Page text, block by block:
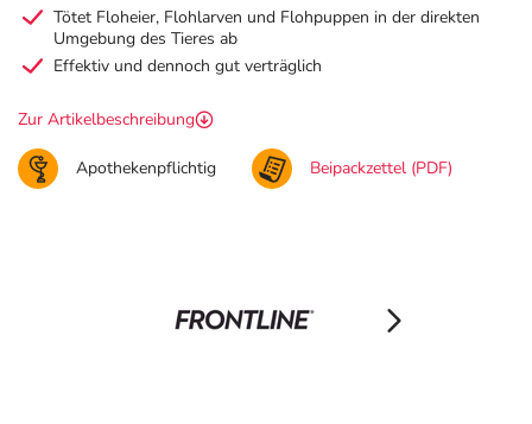
Tötet Floheier, Flohlarven und Flohpuppen in der direkten
Umgebung des Tieres ab
Effektiv und dennoch gut verträglich
Zur Artikelbeschreibung
Apothekenpflichtig Beipackzettel (PDF)